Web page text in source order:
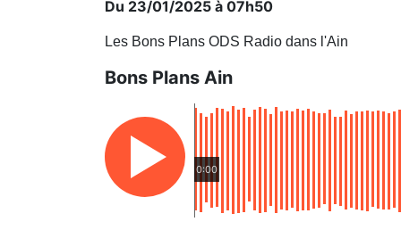
Du 23/01/2025 à 07h50
Les Bons Plans ODS Radio dans l'Ain
Bons Plans Ain
0:00